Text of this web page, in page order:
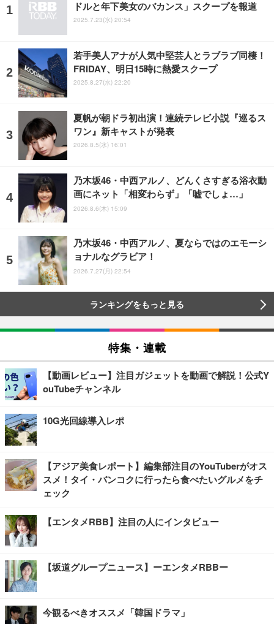
ドルと年下美女のバカンス」スクープを報道
2025.7.23(水) 20:54
若手美人アナが人気中堅芸人とラブラブ同棲！
FRIDAY、明日15時に熱愛スクープ
2025.8.27(水) 22:20
夏帆が朝ドラ初出演！連続テレビ小説『巡るス
ワン』新キャストが発表
2026.8.5(水) 16:01
乃木坂46・中西アルノ、どんくさすぎる浴衣動
画にネット「相変わらず」「嘘でしょ…」
2026.8.6(木) 15:09
乃木坂46・中西アルノ、夏ならではのエモーシ
ョナルなグラビア！
2026.7.27(月) 22:54
ランキングをもっと見る
特集・連載
【動画レビュー】注目ガジェットを動画で解説！公式Y
ouTubeチャンネル
10G光回線導入レポ
【アジア美食レポート】編集部注目のYouTuberがオス
スメ！タイ・バンコクに行ったら食べたいグルメをチ
ェック
【エンタメRBB】注目の人にインタビュー
【坂道グループニュース】ーエンタメRBBー
今観るべきオススメ「韓国ドラマ」